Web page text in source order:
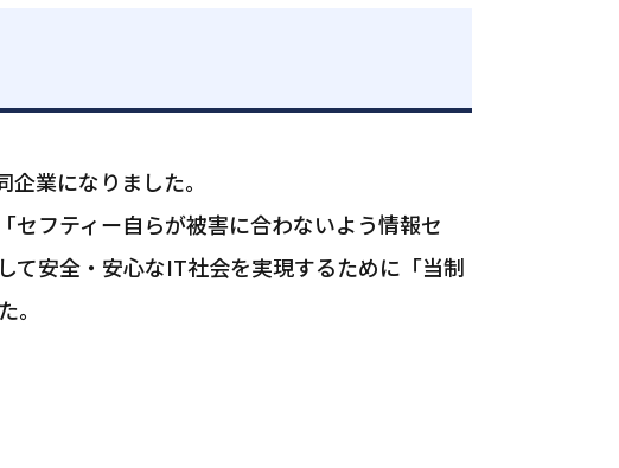
業になりました。
セフティー自らが被害に合わないよう情報セ
て安全・安心なIT社会を実現するために「当制